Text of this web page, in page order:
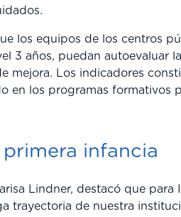
los equipos de los centros
3 años, puedan autoevaluar
mejora. Los indicadores
en los programas formativos
infancia
Lindner, destacó que para
trayectoria de nuestra